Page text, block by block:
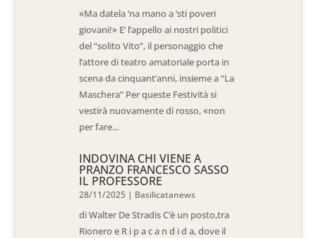
«Ma datela ‘na mano a ‘sti poveri
giovani!» E’ l’appello ai nostri politici
del “solito Vito”, il personaggio che
l’attore di teatro amatoriale porta in
scena da cinquant’anni, insieme a “La
Maschera” Per queste Festività si
vestirà nuovamente di rosso, «non
per fare...
INDOVINA CHI VIENE A
PRANZO FRANCESCO SASSO
IL PROFESSORE
28/11/2025 | Basilicatanews
di Walter De Stradis C’è un posto,tra
Rionero e R i p a c a n d i d a, dove il